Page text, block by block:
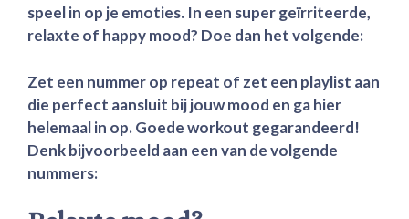
speel in op je emoties. In een super geïrriteerde,
relaxte of happy mood? Doe dan het volgende:
Zet een nummer op repeat of zet een playlist aan
die perfect aansluit bij jouw mood en ga hier
helemaal in op. Goede workout gegarandeerd!
Denk bijvoorbeeld aan een van de volgende
nummers: